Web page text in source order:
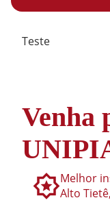
Teste
Venha
Melhor
Alto